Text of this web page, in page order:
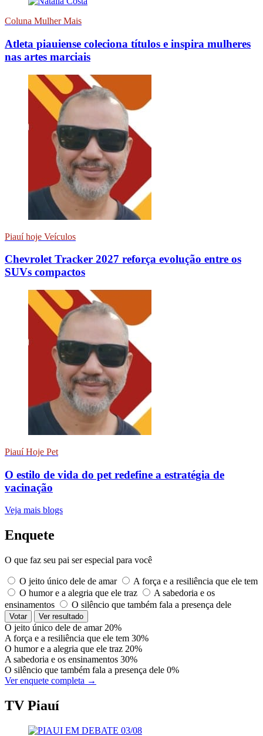
Coluna Mulher Mais
Atleta piauiense coleciona títulos e inspira mulheres
nas artes marciais
Piauí hoje Veículos
Chevrolet Tracker 2027 reforça evolução entre os
SUVs compactos
Piauí Hoje Pet
O estilo de vida do pet redefine a estratégia de
vacinação
Veja mais blogs
Enquete
O que faz seu pai ser especial para você
O jeito único dele de amar
A força e a resiliência que ele tem
O humor e a alegria que ele traz
A sabedoria e os
ensinamentos
O silêncio que também fala a presença dele
Votar Ver resultado
O jeito único dele de amar 20%
A força e a resiliência que ele tem 30%
O humor e a alegria que ele traz 20%
A sabedoria e os ensinamentos 30%
O silêncio que também fala a presença dele 0%
Ver enquete completa →
TV Piauí